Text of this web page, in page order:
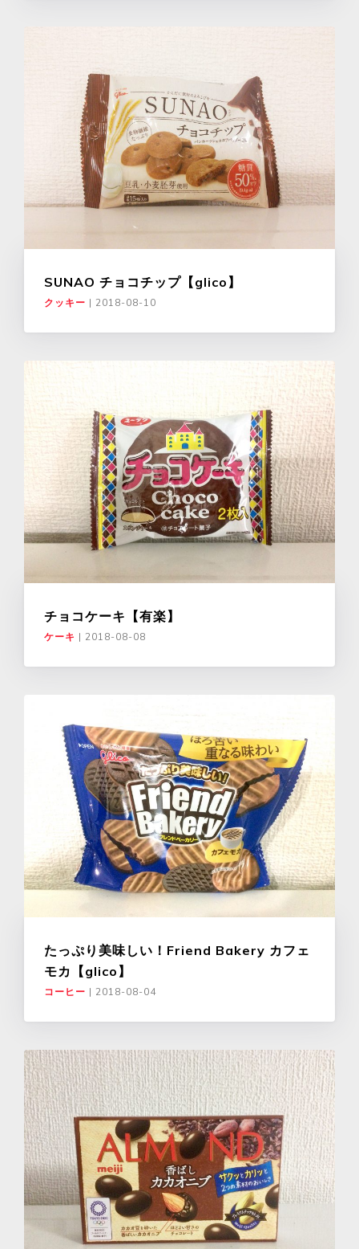
SUNAO チョコチップ【glico】
クッキー | 2018-08-10
チョコケーキ【有楽】
ケーキ | 2018-08-08
たっぷり美味しい！Friend Bakery カフェ
モカ【glico】
コーヒー | 2018-08-04